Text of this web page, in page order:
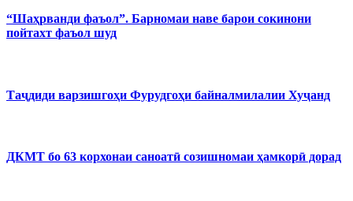
“Шаҳрванди фаъол”. Барномаи наве барои сокинони
пойтахт фаъол шуд
Таҷдиди варзишгоҳи Фурудгоҳи байналмилалии Хуҷанд
ДКМТ бо 63 корхонаи саноатӣ созишномаи ҳамкорӣ дорад